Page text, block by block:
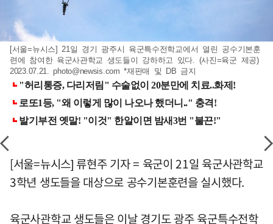
[서울=뉴시스] 21일 경기 광주시 육군특수전학교에서 열린 공수기본훈
련에 참여한 육군사관학교 생도들이 강하하고 있다. (사진=육군 제공)
2023.07.21.photo@newsis.com *재판매 및 DB 금지
[서울=뉴시스] 류현주 기자 = 육군이 21일 육군사관학교
3학년 생도들을 대상으로 공수기본훈련을 실시했다.
육군사관학교 생도들은 이날 경기도 광주 육군특수전학